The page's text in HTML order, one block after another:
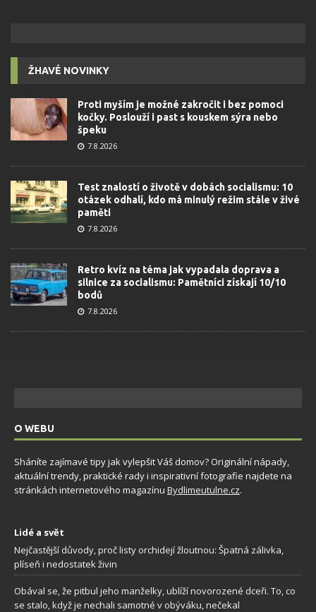
ŽHAVÉ NOVINKY
Proti myším je možné zakročit i bez pomoci
kočky. Poslouží i past s kouskem sýra nebo
špeku
7.8.2026
Test znalostí o životě v dobách socialismu: 10
otázek odhalí, kdo má minulý režim stále v živé
paměti
7.8.2026
Retro kvíz na téma jak vypadala doprava a
silnice za socialismu: Pamětníci získají 10/10
bodů
7.8.2026
O WEBU
Sháníte zajímavé tipy jak vylepšit Váš domov? Originální nápady,
aktuální trendy, praktické rady i inspirativní fotografie najdete na
stránkách internetového magazínu Bydlimeutulne.cz.
Lidé a svět
Nejčastější důvody, proč listy orchidejí žloutnou: Špatná zálivka,
plíseň i nedostatek živin
Obával se, že pitbul jeho manželky, ublíží novorozené dceři. To, co
se stalo, když je nechali samotné v obýváku, nečekal